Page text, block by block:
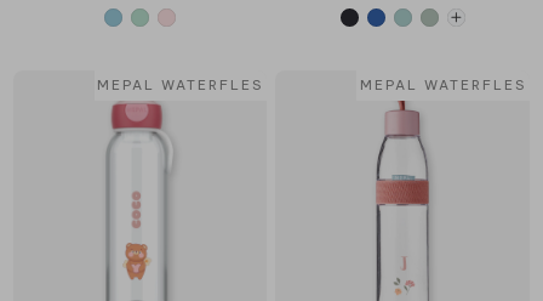
MEPAL WATERFLES MEPAL WATERFLES